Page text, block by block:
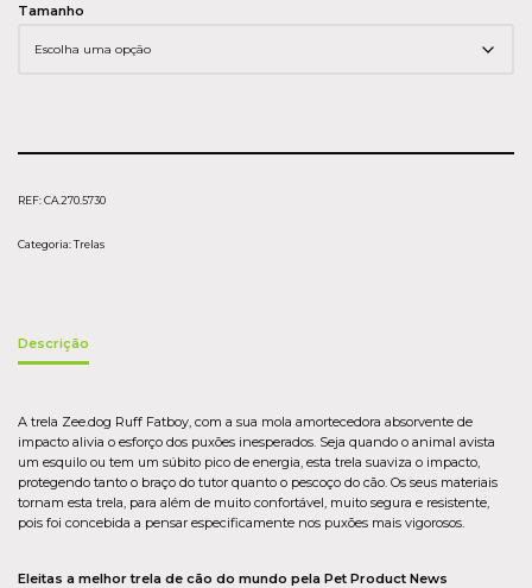
Tamanho
REF:CA.270.5730
Categoria:Trelas
Descrição
A trela Zee.dog Ruff Fatboy, com a sua mola amortecedora absorvente de
impacto alivia o esforço dos puxões inesperados. Seja quando o animal avista
um esquilo ou tem um súbito pico de energia, esta trela suaviza o impacto,
protegendo tanto o braço do tutor quanto o pescoço do cão. Os seus materiais
tornam esta trela, para além de muito confortável, muito segura e resistente,
pois foi concebida a pensar especificamente nos puxões mais vigorosos.
Eleitas a melhor trela de cão do mundo pela Pet Product News